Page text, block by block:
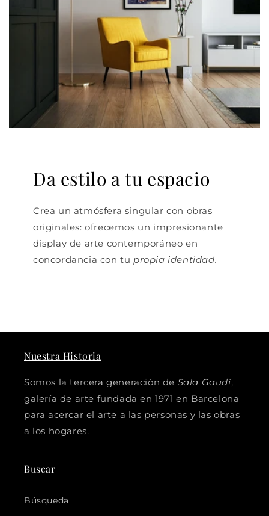
Da estilo a tu espacio
Crea un atmósfera singular con obras
originales: ofrecemos un impresionante
display de arte contemporáneo en
concordancia con tu propia identidad.
Nuestra Historia
Somos la tercera generación de Sala Gaudí,
galería de arte fundada en 1971 en Barcelona
para acercar el arte a las personas y las obras
a los hogares.
Buscar
Búsqueda